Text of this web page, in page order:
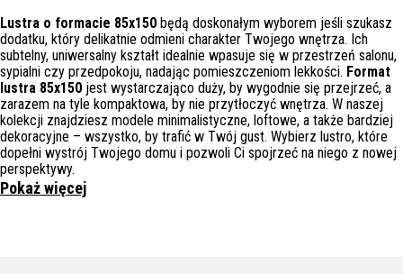
Lustra o formacie 85x150 będą doskonałym wyborem jeśli szukasz
dodatku, który delikatnie odmieni charakter Twojego wnętrza. Ich
subtelny, uniwersalny kształt idealnie wpasuje się w przestrzeń salonu,
sypialni czy przedpokoju, nadając pomieszczeniom lekkości. Format
lustra 85x150 jest wystarczająco duży, by wygodnie się przejrzeć, a
zarazem na tyle kompaktowa, by nie przytłoczyć wnętrza. W naszej
kolekcji znajdziesz modele minimalistyczne, loftowe, a także bardziej
dekoracyjne – wszystko, by trafić w Twój gust. Wybierz lustro, które
dopełni wystrój Twojego domu i pozwoli Ci spojrzeć na niego z nowej
perspektywy.
Pokaż więcej